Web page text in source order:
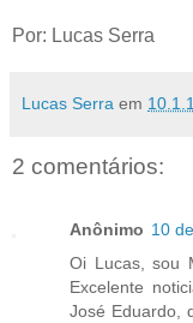
Por: Lucas Serra
Lucas Serra em
2 comentários:
Anônimo 10
Oi Lucas, sou
Excelente
José Eduardo,